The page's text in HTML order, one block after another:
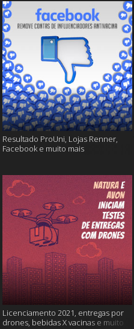
Resultado ProUni, Lojas Renner,
Facebook e muito mais
Licenciamento 2021, entregas por
drones, bebidas X vacinas e muito